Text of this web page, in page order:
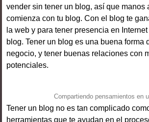
vender sin tener un blog, así que manos
comienza con tu blog. Con el blog te
la web y para tener presencia en
blog. Tener un blog es una buena forma
negocio, y tener buenas relaciones con
potenciales.
Compartiendo pensamientos en
Tener un blog no es tan complicado
herramientas que te ayudan en el